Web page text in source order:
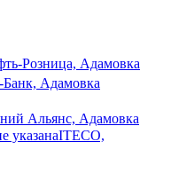
Розница, Адамовка
Адамовка
Альянс, Адамовка
указанаITECO,